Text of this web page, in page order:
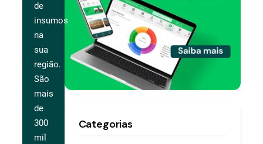
de
insumos
na
sua
região.
São
mais
de
300
mil
Categorias